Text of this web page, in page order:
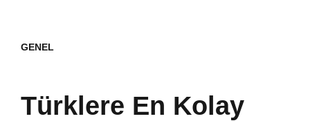
GENEL
Türklere En Kolay